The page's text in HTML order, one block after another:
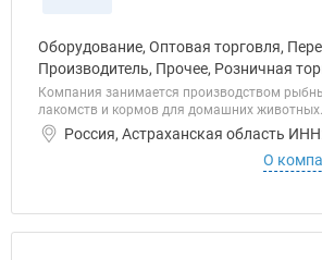
Оборудование, Оптовая торговля,
Производитель, Прочее, Розничная
Компания занимается производством
лакомств и кормов для домашних животных.
Россия, Астраханская область
О